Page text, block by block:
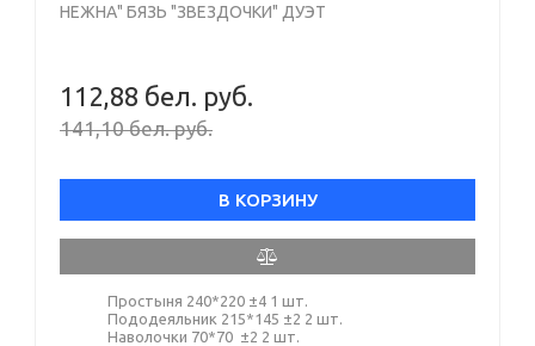
НЕЖНА" БЯЗЬ "ЗВЕЗДОЧКИ" ДУЭТ
112,88 бел. руб.
141,10 бел. руб.
В КОРЗИНУ
Простыня 240*220 ±4 1 шт.
Пододеяльник 215*145 ±2 2 шт.
Наволочки 70*70 ±2 2 шт.